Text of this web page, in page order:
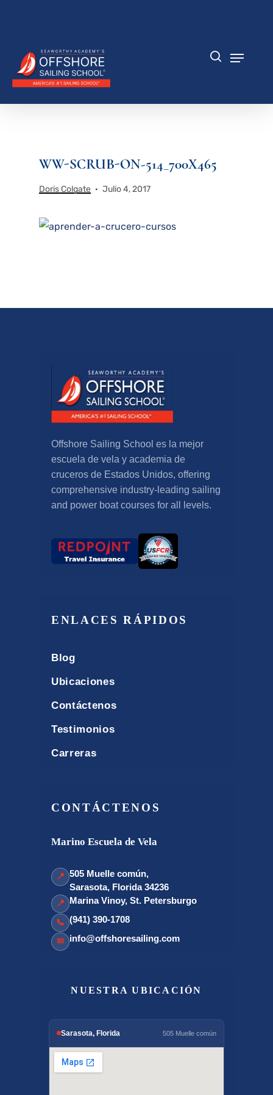
principal
WW-SCRUB-ON-514_700X465
Doris Colgate Julio 4, 2017
Offshore Sailing School es la mejor
escuela de vela y academia de
cruceros de Estados Unidos, offering
comprehensive industry-leading sailing
and power boat courses for all levels.
ENLACES RÁPIDOS
Blog
Ubicaciones
Contáctenos
Testimonios
Carreras
CONTÁCTENOS
Marino Escuela de Vela
📍 505 Muelle común,
Sarasota, Florida 34236
📍 Marina Vinoy, St. Petersburgo
📞 (941) 390-1708
✉ info@offshoresailing.com
NUESTRA UBICACIÓN
Sarasota, Florida 505 Muelle común
menú